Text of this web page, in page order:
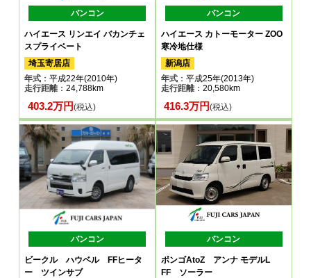
バンコン
ハイエース リンエイ バカンチェ
スプライベート
埼玉寄居店
年式 ：平成22年(2010年)
走行距離：24,788km
403.2万円(税込)
バンコン
ハイエース カトーモーター ZOO
寒冷地仕様
新潟店
年式：平成25年(2013年)
走行距離：20,580km
416.3万円(税込)
バンコン
ビークル ハウベル FFヒータ
ー ツインサブ
バンコン
ボンゴAtoZ アンナ モデルL
FF ソーラー